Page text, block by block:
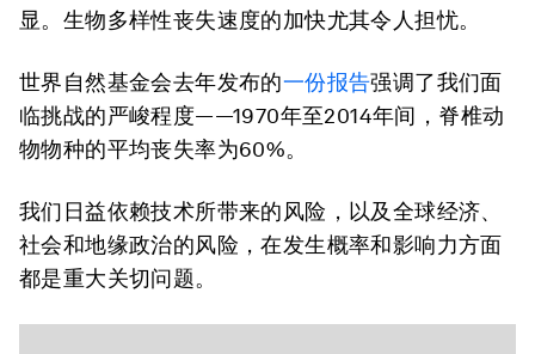
显。生物多样性丧失速度的加快尤其令人担忧。
世界自然基金会去年发布的一份报告强调了我们面
临挑战的严峻程度——1970年至2014年间，脊椎动
物物种的平均丧失率为60%。
我们日益依赖技术所带来的风险，以及全球经济、
社会和地缘政治的风险，在发生概率和影响力方面
都是重大关切问题。